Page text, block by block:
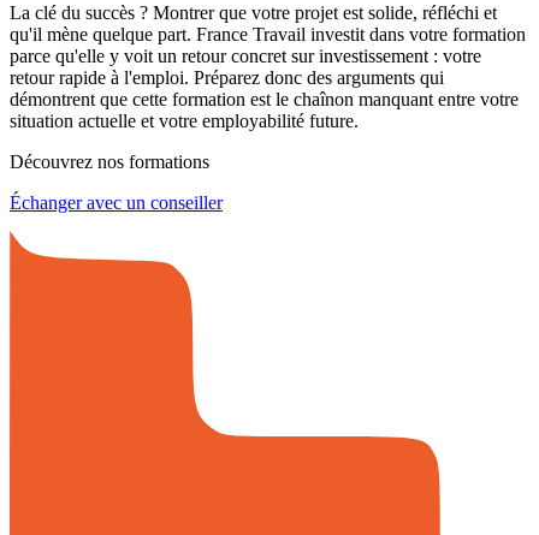
La clé du succès ? Montrer que votre projet est solide, réfléchi et
qu'il mène quelque part. France Travail investit dans votre formation
parce qu'elle y voit un retour concret sur investissement : votre
retour rapide à l'emploi. Préparez donc des arguments qui
démontrent que cette formation est le chaînon manquant entre votre
situation actuelle et votre employabilité future.
Découvrez nos formations
Échanger avec un conseiller